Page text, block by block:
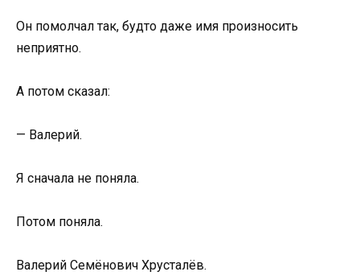
Он помолчал так, будто даже имя произносить
неприятно.
А потом сказал:
— Валерий.
Я сначала не поняла.
Потом поняла.
Валерий Семёнович Хрусталёв.